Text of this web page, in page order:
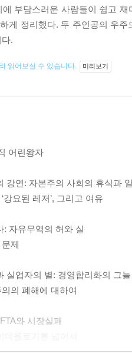
에 부담스러운 사람들이 쉽고
게 정리했다. 두 주인공의 우
.
읽어보실 수 있습니다. 미리보기
어린왕자
강연: 자본주의 사회의 휴식과
강요된 레저’, 그리고 여유
: 자유무역의 허와 실
제
실업자의 별: 경영합리화의 그늘
의 폐해에 대하여
와 시장실패